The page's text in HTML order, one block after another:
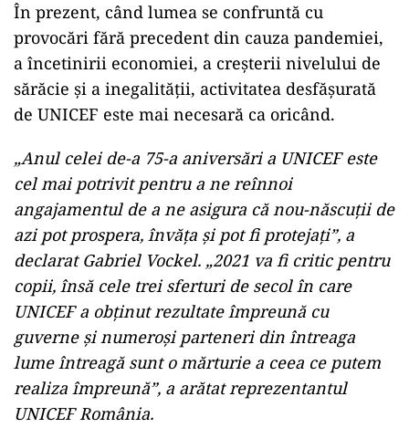
În prezent, când lumea se confruntă cu
provocări fără precedent din cauza pandemiei,
a încetinirii economiei, a creşterii nivelului de
sărăcie şi a inegalităţii, activitatea desfăşurată
de UNICEF este mai necesară ca oricând.
„Anul celei de-a 75-a aniversări a UNICEF este
cel mai potrivit pentru a ne reînnoi
angajamentul de a ne asigura că nou-născuţii de
azi pot prospera, învăţa şi pot fi protejaţi”, a
declarat Gabriel Vockel. „2021 va fi critic pentru
copii, însă cele trei sferturi de secol în care
UNICEF a obţinut rezultate împreună cu
guverne şi numeroşi parteneri din întreaga
lume întreagă sunt o mărturie a ceea ce putem
realiza împreună”, a arătat reprezentantul
UNICEF România.